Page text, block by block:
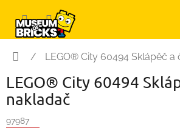
obsah
Domov
/ LEGO® City 60494 Sklápěč a
LEGO® City 60494
nakladač
97987